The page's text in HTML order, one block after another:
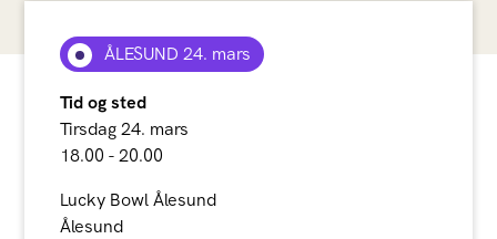
ÅLESUND 24. mars
Tid og sted
Tirsdag 24. mars
18.00 - 20.00
Lucky Bowl Ålesund
Ålesund